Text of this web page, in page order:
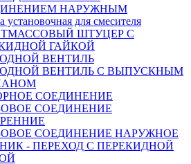
НАРУЖНЫМ
установочная для смесителя
ШТУЦЕР С
ГАЙКОЙ
ВЕНТИЛЬ
ВЕНТИЛЬ С ВЫПУСКНЫМ
СОЕДИНЕНИЕ
СОЕДИНЕНИЕ
СОЕДИНЕНИЕ НАРУЖНОЕ
- ПЕРЕХОД С ПЕРЕКИДНОЙ